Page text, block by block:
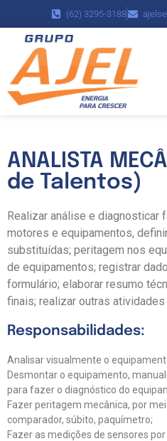
(62) 3295-3188
ANALISTA
de Talentos)
Realizar análise e diagnosticar
motores e equipamentos,
substituídas; peritagem nos
de equipamentos; registrar
formulário; elaborar resumo
finais; realizar outras
Responsabilidades:
Analisar visualmente o
Desmontar o equipamento,
para fazer o diagnóstico do
Fazer peritagem mecânica, por
comparador, súbito, paquímetro;
Fazer as medições de sensores